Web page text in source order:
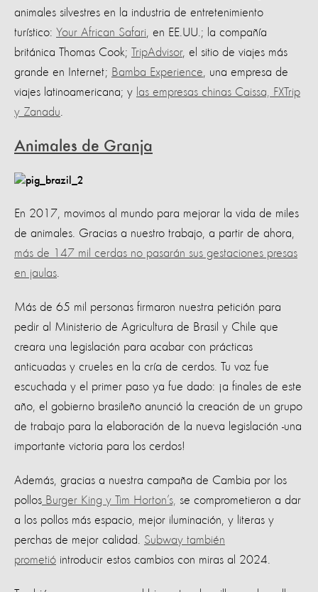
animales silvestres en la industria de entretenimiento
turístico: Your African Safari , en EE.UU.; la compañía
británica Thomas Cook; TripAdvisor, el sitio de viajes más
grande en Internet; Bamba Experience , una empresa de
viajes latinoamericana; y las empresas chinas Caissa, FXTrip
y Zanadu
Animales de Granja
En 2017, movimos al mundo para mejorar la vida de miles
de animales. Gracias a nuestro trabajo, a partir de ahora,
más de 147 mil cerdas no pasarán sus gestaciones presas
en jaulas
Más de 65 mil personas firmaron nuestra petición para
pedir al Ministerio de Agricultura de Brasil y Chile que
creara una legislación para acabar con prácticas
anticuadas y crueles en la cría de cerdos. Tu voz fue
escuchada y el primer paso ya fue dado: ¡a finales de este
año, el gobierno brasileño anunció la creación de un grupo
de trabajo para la elaboración de la nueva legislación -una
importante victoria para los cerdos!
Además, gracias a nuestra campaña de Cambia por los
pollos Burger King y Tim Horton’s, se comprometieron a dar
a los pollos más espacio, mejor iluminación, y literas y
perchas de mejor calidad. Subway también
prometió introducir estos cambios con miras al 2024.